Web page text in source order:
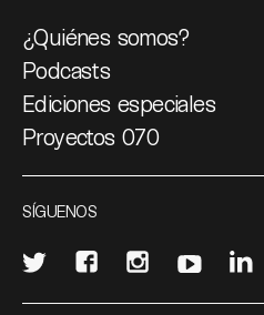
¿Quiénes somos?
Podcasts
Ediciones especiales
Proyectos 070
SÍGUENOS